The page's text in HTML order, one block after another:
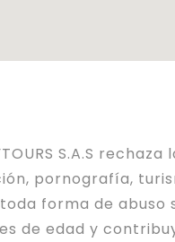
S.A.S rechaza
pornografía,
forma de abuso
de edad y